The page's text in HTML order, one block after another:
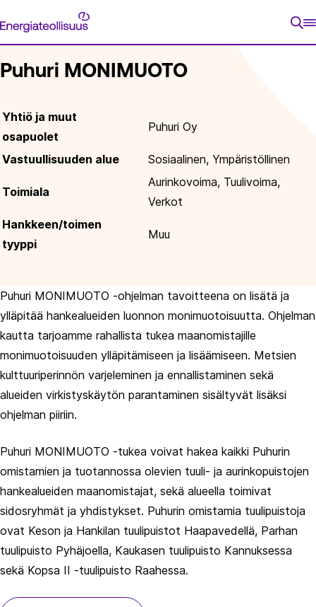
suoraan
Energiateollisuus
ETUSIVU
Puhuri MONIMUOTO
Yhtiö ja muut
osapuolet
Puhuri Oy
Vastuullisuuden alue Sosiaalinen, Ympäristöllinen
Toimiala
Aurinkovoima, Tuulivoima,
Verkot
Hankkeen/toimen
tyyppi
Muu
Puhuri MONIMUOTO -ohjelman tavoitteena on lisätä ja
ylläpitää hankealueiden luonnon monimuotoisuutta. Ohjelman
kautta tarjoamme rahallista tukea maanomistajille
monimuotoisuuden ylläpitämiseen ja lisäämiseen. Metsien
kulttuuriperinnön varjeleminen ja ennallistaminen sekä
alueiden virkistyskäytön parantaminen sisältyvät lisäksi
ohjelman piiriin.
Puhuri MONIMUOTO -tukea voivat hakea kaikki Puhurin
omistamien ja tuotannossa olevien tuuli- ja aurinkopuistojen
hankealueiden maanomistajat, sekä alueella toimivat
sidosryhmät ja yhdistykset. Puhurin omistamia tuulipuistoja
ovat Keson ja Hankilan tuulipuistot Haapavedellä, Parhan
tuulipuisto Pyhäjoella, Kaukasen tuulipuisto Kannuksessa
sekä Kopsa II -tuulipuisto Raahessa.